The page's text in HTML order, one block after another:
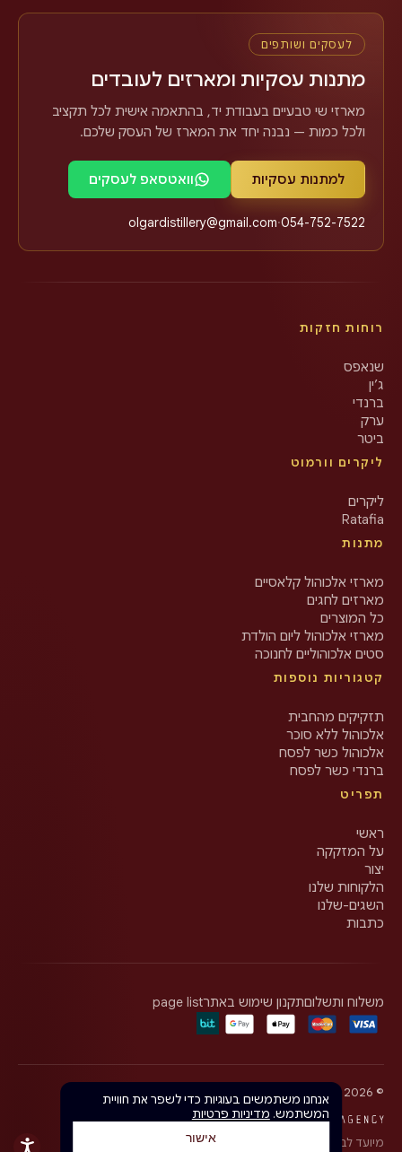
לעסקים ושותפים
מתנות עסקיות ומארזים לעובדים
מארזי שי טבעיים בעבודת יד, בהתאמה אישית לכל תקציב
ולכל כמות — נבנה יחד את המארז של העסק שלכם.
למתנות עסקיות וואטסאפ לעסקים
054-752-7522
·
olgardistillery@gmail.com
רוחות חזקות
שנאפס
ג’ין
ברנדי
ערק
ביטר
ליקרים וורמוט
ליקרים
Ratafia
מתנות
מארזי אלכוהול קלאסיים
מארזים לחגים
כל המוצרים
מארזי אלכוהול ליום הולדת
סטים אלכוהוליים לחנוכה
קטגוריות נוספות
תזקיקים מהחבית
אלכוהול ללא סוכר
אלכוהול כשר לפסח
ברנדי כשר לפסח
תפריט
ראשי
על המזקקה
יצור
הלקוחות שלנו
השגים-שלנו
כתבות
משלוח ותשלוםתקנון שימוש באתרpage list
©
2026Olgar Distillery · כל הזכויות שמורות
מיועד לבני 18+ בלבד. יש לצרוך באחריות.
אנחנו משתמשים בעוגיות כדי לשפר את חוויית
המשתמש. מדיניות פרטיות
אישור